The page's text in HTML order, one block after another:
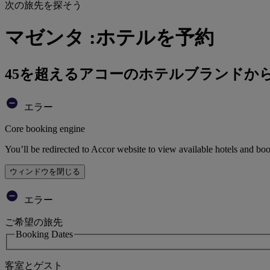
次の旅先を探そう
マゼンタ :ホテルを予約
45を超えるアコーのホテルブランドか
エラー
Core booking engine
You’ll be redirected to Accor website to view available hotels and
ウィンドウを閉じる
エラー
ご希望の旅先
Booking Dates
客室とゲスト